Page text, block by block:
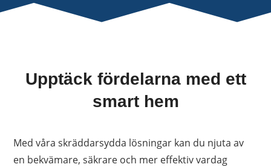
Upptäck fördelarna med ett
smart hem
Med våra skräddarsydda lösningar kan du njuta av
en bekvämare, säkrare och mer effektiv vardag